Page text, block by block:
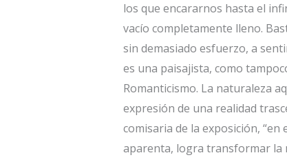
los que encararnos hasta el
vacío completamente lleno.
sin demasiado esfuerzo, a
es una paisajista, como
Romanticismo. La naturaleza
expresión de una realidad
comisaria de la exposición, “en
aparenta, logra transformar la